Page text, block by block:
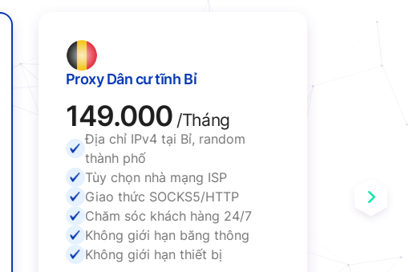
Proxy Dân cư tĩnh Bỉ
149.000/Tháng
Địa chỉ IPv4 tại Bỉ, random
thành phố
Tùy chọn nhà mạng ISP
Giao thức SOCKS5/HTTP
Chăm sóc khách hàng 24/7
Không giới hạn băng thông
Không giới hạn thiết bị